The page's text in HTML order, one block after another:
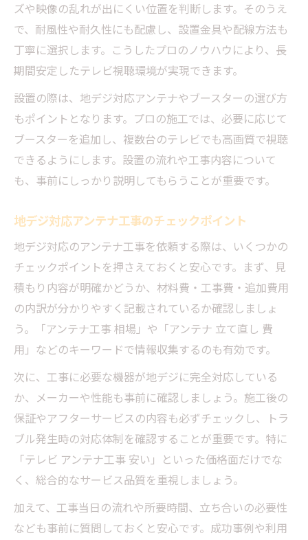
ズや映像の乱れが出にくい位置を判断します。そのうえ
で、耐風性や耐久性にも配慮し、設置金具や配線方法も
丁寧に選択します。こうしたプロのノウハウにより、長
期間安定したテレビ視聴環境が実現できます。
設置の際は、地デジ対応アンテナやブースターの選び方
もポイントとなります。プロの施工では、必要に応じて
ブースターを追加し、複数台のテレビでも高画質で視聴
できるようにします。設置の流れや工事内容について
も、事前にしっかり説明してもらうことが重要です。
地デジ対応アンテナ工事のチェックポイント
地デジ対応のアンテナ工事を依頼する際は、いくつかの
チェックポイントを押さえておくと安心です。まず、見
積もり内容が明確かどうか、材料費・工事費・追加費用
の内訳が分かりやすく記載されているか確認しましょ
う。「アンテナ工事 相場」や「アンテナ 立て直し 費
用」などのキーワードで情報収集するのも有効です。
次に、工事に必要な機器が地デジに完全対応している
か、メーカーや性能も事前に確認しましょう。施工後の
保証やアフターサービスの内容も必ずチェックし、トラ
ブル発生時の対応体制を確認することが重要です。特に
「テレビ アンテナ工事 安い」といった価格面だけでな
く、総合的なサービス品質を重視しましょう。
加えて、工事当日の流れや所要時間、立ち合いの必要性
なども事前に質問しておくと安心です。成功事例や利用